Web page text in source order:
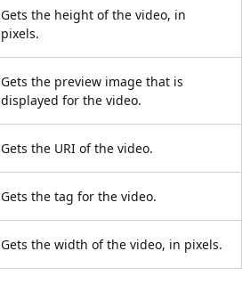
Gets the height of the video, in
pixels.
Gets the preview image that is
displayed for the video.
Gets the URI of the video.
Gets the tag for the video.
Gets the width of the video, in pixels.